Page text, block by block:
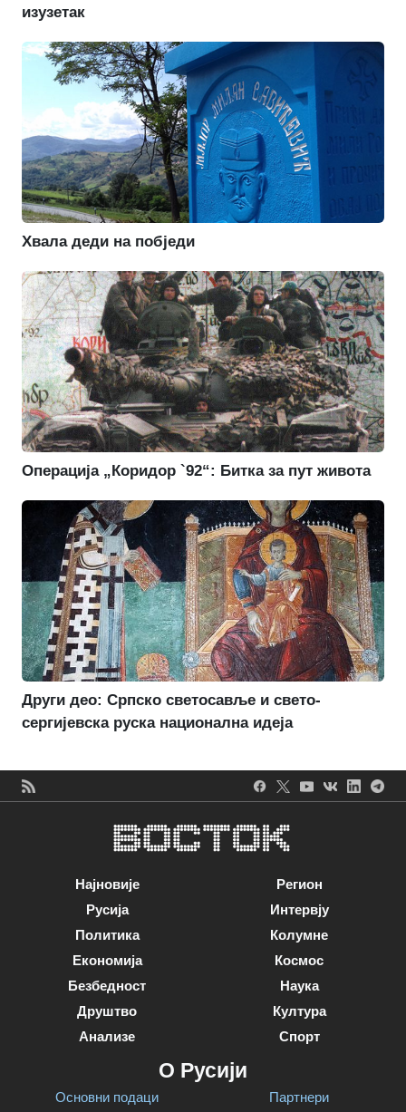
изузетак
Хвала деди на побједи
Операција „Коридор `92“: Битка за пут живота
Други део: Српско светосавље и свето-
сергијевска руска национална идеја
Најновије
Русија
Политика
Економија
Безбедност
Друштво
Анализе
Регион
Интервју
Колумне
Космос
Наука
Култура
Спорт
О Русији
Основни подаци Партнери